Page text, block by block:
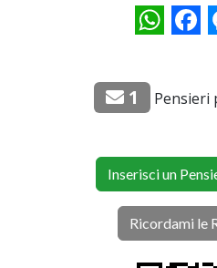
1 Pensieri
Inserisci un
Ricordami le